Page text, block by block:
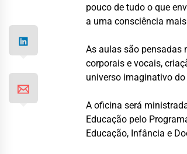
pouco de tudo o que
a uma consciência
As aulas são pensadas
corporais e vocais,
universo imaginativo
A oficina será
Educação pelo
Educação, Infância e